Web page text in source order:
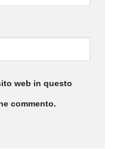
web in questo
commento.